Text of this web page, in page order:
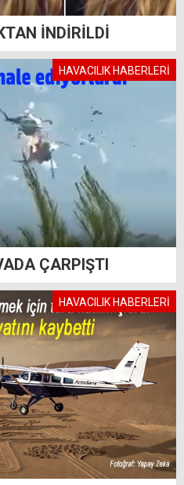
İNDİRİLDİ
HAVACILIK HABERLERİ
ÇARPIŞTI
HAVACILIK HABERLERİ